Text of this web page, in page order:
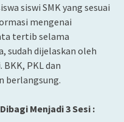
siswi SMK yang sesuai
mengenai
tertib selama
sudah dijelaskan oleh
BKK, PKL dan
berlangsung.
Menjadi 3 Sesi :